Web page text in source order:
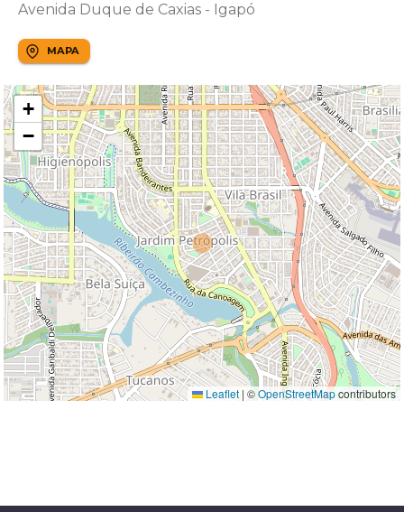
Avenida Duque de Caxias - Igapó
MAPA
+
−
Leaflet | ©OpenStreetMapcontributors